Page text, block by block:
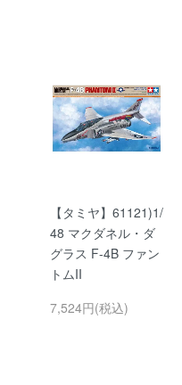
【タミヤ】61121)1/
48 マクダネル・ダ
グラス F-4B ファン
トムII
7,524円(税込)